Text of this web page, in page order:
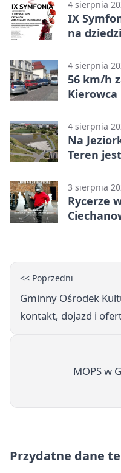
4 sierpnia
IX
na
4 sierpnia
56 km/h
Kierowca
4 sierpnia
Na
Teren
3 sierpnia
Rycerze
<< Poprzedni
Gminny Ośrodek
kontakt, dojazd i
MOPS w
Przydatne dane